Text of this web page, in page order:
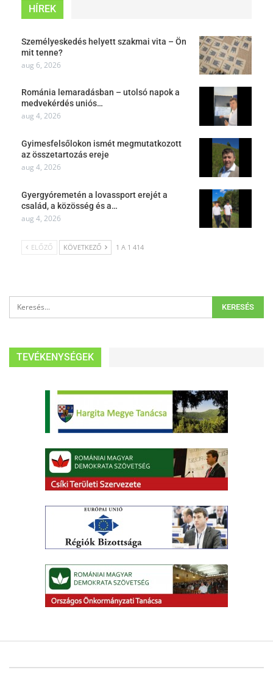
HÍREK
Személyeskedés helyett szakmai vita – Ön
mit tenne?
aug 6, 2026
Románia lemaradásban – utolsó napok a
medvekérdés uniós…
aug 4, 2026
Gyimesfelsőlokon ismét megmutatkozott
az összetartozás ereje
aug 4, 2026
Gyergyóremetén a lovassport erejét a
család, a közösség és a…
aug 4, 2026
ELŐZŐ KÖVETKEZŐ 1 A 1 414
TEVÉKENYSÉGEK